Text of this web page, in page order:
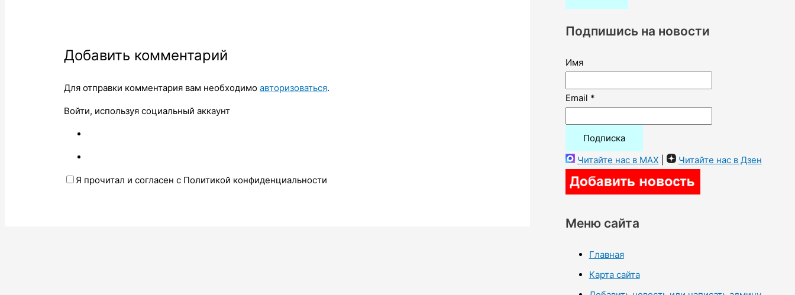
Добавить комментарий
Для отправки комментария вам необходимоавторизоваться.
Войти, используя социальный аккаунт
Я прочитал и согласен с Политикой конфиденциальности
:
Подпишись на новости
Имя
Email *
Читайте нас в MAX Читайте нас в Дзен
Меню сайта
Главная
Карта сайта